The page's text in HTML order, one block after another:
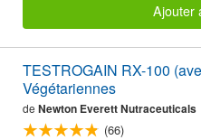
Ajouter
TESTROGAIN RX-100
Végétariennes
de Newton Everett Nutraceuticals
(66)